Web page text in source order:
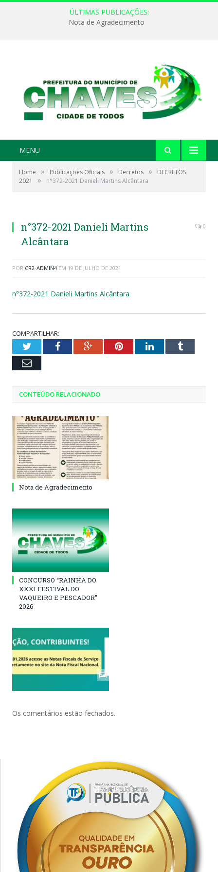
ÚLTIMAS PUBLICAÇÕES:
Nota de Agradecimento
MENU
Home » Publicações Oficiais » Decretos »
DECRETOS
2021
» n°372-2021 Danieli Martins Alcântara
n°372-2021 Danieli Martins
Alcântara
0
POR CR2-ADMIN4 EM 19 DE JULHO DE 2021
n°372-2021 Danieli Martins Alcântara
COMPARTILHAR:
TwitterFacebookGoogle+PinterestLinkedInTumblr
Email
CONTEÚDO RELACIONADO
Nota de Agradecimento
CONCURSO “RAINHA DO
XXXI FESTIVAL DO
VAQUEIRO E PESCADOR”
2026
Os comentários estão fechados.